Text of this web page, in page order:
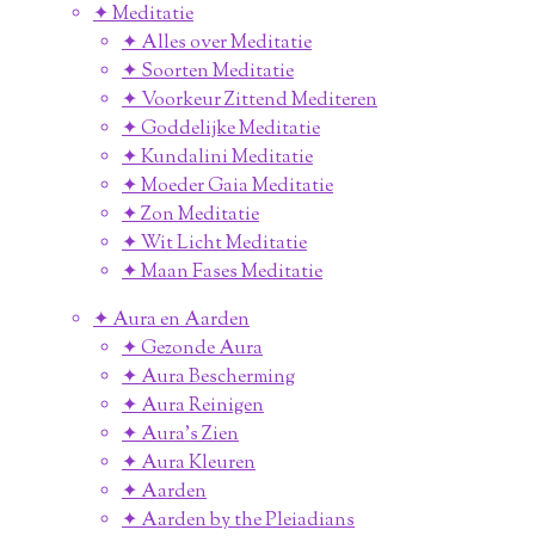
✦ Meditatie
✦ Alles over Meditatie
✦ Soorten Meditatie
✦ Voorkeur Zittend Mediteren
✦ Goddelijke Meditatie
✦ Kundalini Meditatie
✦ Moeder Gaia Meditatie
✦ Zon Meditatie
✦ Wit Licht Meditatie
✦ Maan Fases Meditatie
✦ Aura en Aarden
✦ Gezonde Aura
✦ Aura Bescherming
✦ Aura Reinigen
✦ Aura's Zien
✦ Aura Kleuren
✦ Aarden
✦ Aarden by the Pleiadians